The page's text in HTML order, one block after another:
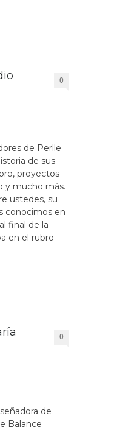
0
de Perlle
de sus
proyectos
y mucho más.
ustedes, su
conocimos en
final de la
en el rubro
0
de
Balance